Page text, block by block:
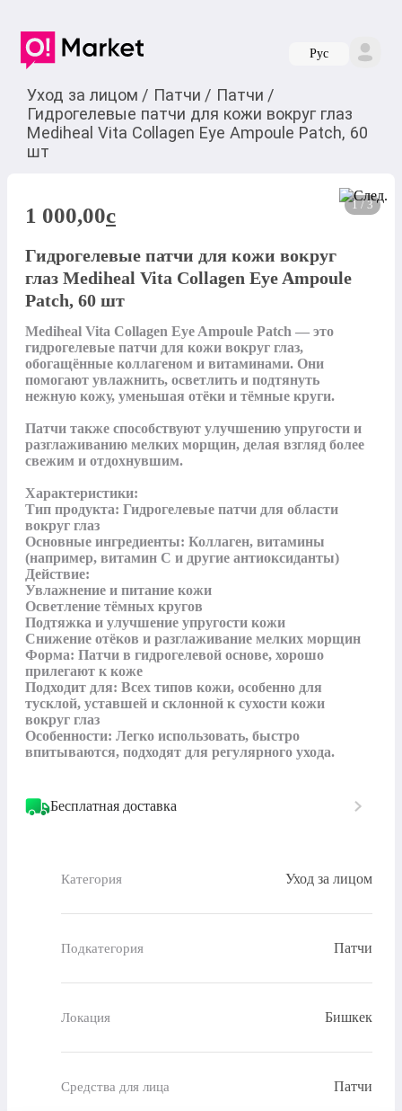
Руc
Уход за лицом / Патчи / Патчи /
Гидрогелевые патчи для кожи вокруг глаз
Mediheal Vita Collagen Eye Ampoule Patch, 60
шт
1 / 3
1 000,00c
Гидрогелевые патчи для кожи вокруг
глаз Mediheal Vita Collagen Eye Ampoule
Patch, 60 шт
Mediheal Vita Collagen Eye Ampoule Patch — это
гидрогелевые патчи для кожи вокруг глаз,
обогащённые коллагеном и витаминами. Они
помогают увлажнить, осветлить и подтянуть
нежную кожу, уменьшая отёки и тёмные круги.
Патчи также способствуют улучшению упругости и
разглаживанию мелких морщин, делая взгляд более
свежим и отдохнувшим.
Характеристики:
Тип продукта: Гидрогелевые патчи для области
вокруг глаз
Основные ингредиенты: Коллаген, витамины
(например, витамин С и другие антиоксиданты)
Действие:
Увлажнение и питание кожи
Осветление тёмных кругов
Подтяжка и улучшение упругости кожи
Снижение отёков и разглаживание мелких морщин
Форма: Патчи в гидрогелевой основе, хорошо
прилегают к коже
Подходит для: Всех типов кожи, особенно для
тусклой, уставшей и склонной к сухости кожи
вокруг глаз
Особенности: Легко использовать, быстро
впитываются, подходят для регулярного ухода.
Бесплатная доставка
Категория Уход за лицом
Подкатегория Патчи
Локация Бишкек
Средства для лица Патчи